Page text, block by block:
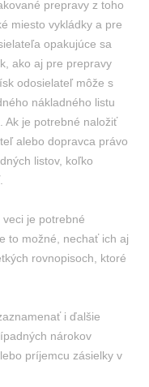
prepravy z toho
miesto vykládky a pre
opakujúce sa
ako aj pre prepravy
odosielateľ môže s
nákladného listu
Ak je potrebné naložiť
alebo dopravca právo
listov, koľko
je potrebné
to možné, nechať ich aj
rovnopisoch, ktoré
i ďalšie
nárokov
príjemcu zásielky v